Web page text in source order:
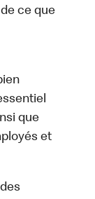
ce que
que
et